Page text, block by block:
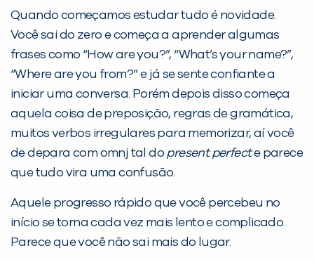
Quando começamos estudar tudo é novidade.
Você sai do zero e começa a aprender algumas
frases como “How are you?”, “What’s your name?”,
“Where are you from?” e já se sente confiante a
iniciar uma conversa. Porém depois disso começa
aquela coisa de preposição, regras de gramática,
muitos verbos irregulares para memorizar, aí você
de depara com omnj tal do present perfecte parece
que tudo vira uma confusão.
Aquele progresso rápido que você percebeu no
início se torna cada vez mais lento e complicado.
Parece que você não sai mais do lugar.
você digitou.
já vamos te colocar em contato
com a